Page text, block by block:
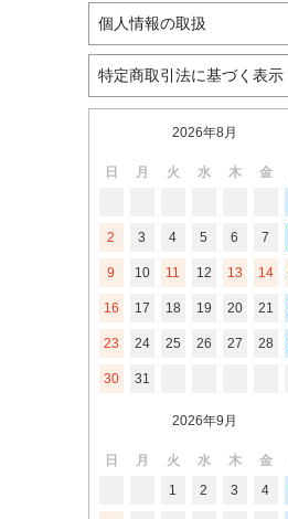
個人情報の取扱
特定商取引法に基づく表示
2026年8月
日 月 火 水 木 金
2 3 4 5 6 7
9 10 11 12 13 14
16 17 18 19 20 21
23 24 25 26 27 28
30 31
2026年9月
日 月 火 水 木 金
1
2 3 4